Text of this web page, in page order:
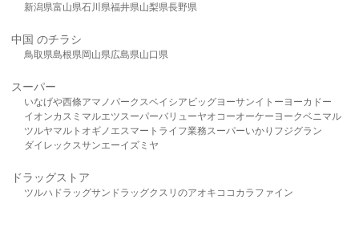
新潟県富山県石川県福井県山梨県長野県
中国 のチラシ
鳥取県島根県岡山県広島県山口県
スーパー
いなげや西條アマノパークスベイシア ビッグヨーサンイトーヨーカドー
イオンカスミ マルエツスーパーバリューヤオコーオーケー ヨークベニマル
ツルヤマルト オギノ エスマート ライフ業務スーパーいかり フジグラン
ダイレックスサンエーイズミヤ
ドラッグストア
ツルハドラッグサンドラッグクスリのアオキ ココカラファイン